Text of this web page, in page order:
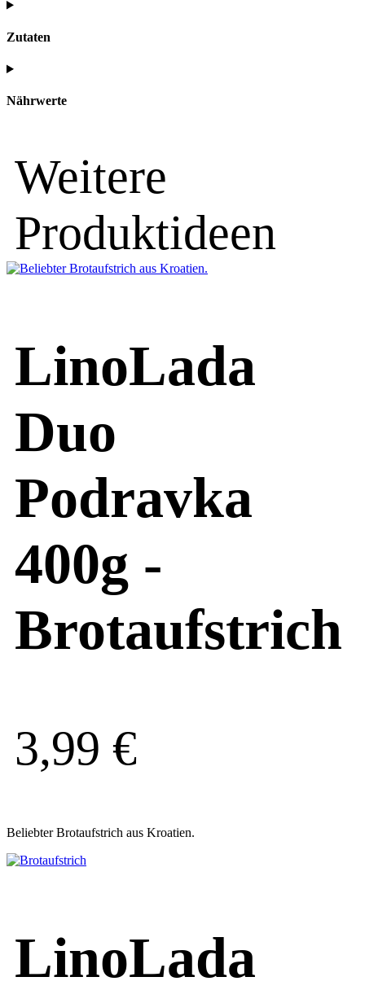
Zutaten
Nährwerte
Weitere
Produktideen
LinoLada
Duo
Podravka
400g -
Brotaufstrich
3,99 €
Beliebter Brotaufstrich aus Kroatien.
LinoLada